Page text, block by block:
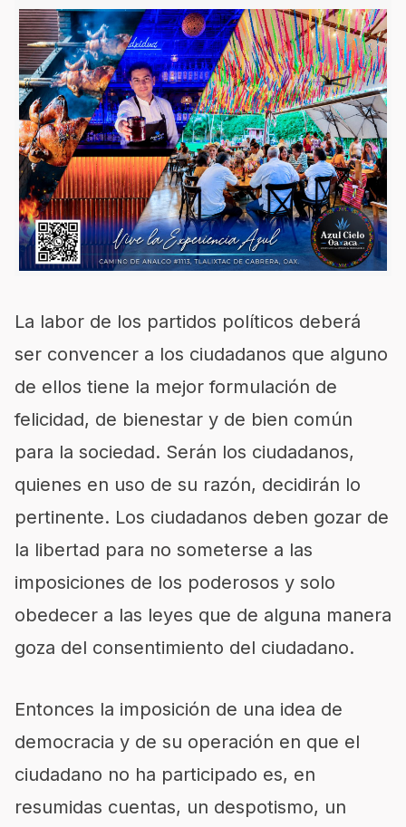
La labor de los partidos políticos deberá
ser convencer a los ciudadanos que alguno
de ellos tiene la mejor formulación de
felicidad, de bienestar y de bien común
para la sociedad. Serán los ciudadanos,
quienes en uso de su razón, decidirán lo
pertinente. Los ciudadanos deben gozar de
la libertad para no someterse a las
imposiciones de los poderosos y solo
obedecer a las leyes que de alguna manera
goza del consentimiento del ciudadano.
Entonces la imposición de una idea de
democracia y de su operación en que el
ciudadano no ha participado es, en
resumidas cuentas, un despotismo, un